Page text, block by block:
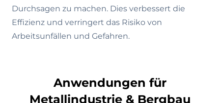
Durchsagen zu machen. Dies verbessert die
Effizienz und verringert das Risiko von
Arbeitsunfällen und Gefahren.
Anwendungen für
Metallindustrie & Bergbau